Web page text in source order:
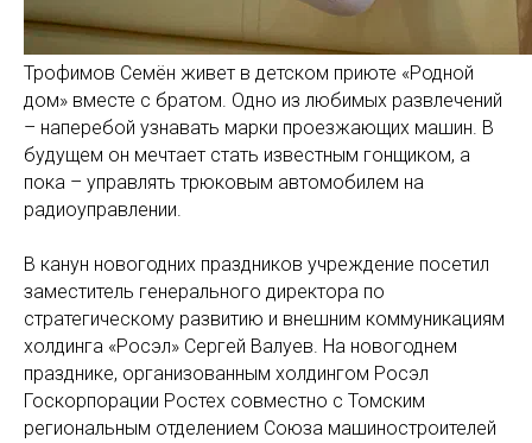
Трофимов Семён живет в детском приюте «Родной
дом» вместе с братом. Одно из любимых развлечений
– наперебой узнавать марки проезжающих машин. В
будущем он мечтает стать известным гонщиком, а
пока – управлять трюковым автомобилем на
радиоуправлении.
В канун новогодних праздников учреждение посетил
заместитель генерального директора по
стратегическому развитию и внешним коммуникациям
холдинга «Росэл» Сергей Валуев. На новогоднем
празднике, организованным холдингом Росэл
Госкорпорации Ростех совместно с Томским
региональным отделением Союза машиностроителей